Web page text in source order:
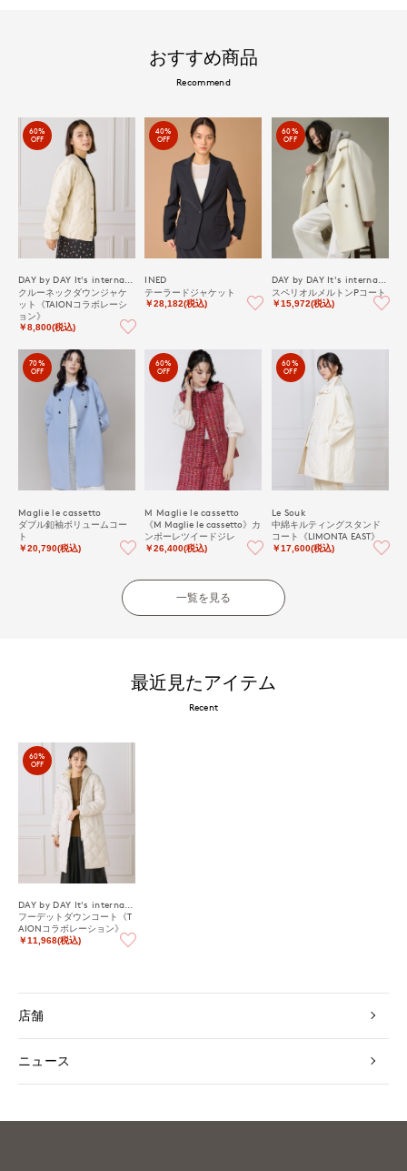
おすすめ商品
Recommend
60%
OFF
クルーネックダウンジャケ
ット《TAIONコラボレーシ
ョン》
￥8,800(税込)
40%
OFF
INED
テーラードジャケット
￥28,182(税込)
60%
OFF
スペリオルメルトンPコート
￥15,972(税込)
70%
OFF
Maglie le cassetto
ダブル釦袖ボリュームコー
ト
￥20,790(税込)
60%
OFF
M Maglie le cassetto
《M Maglie le cassetto》カ
ンポーレツイードジレ
￥26,400(税込)
60%
OFF
Le Souk
中綿キルティングスタンド
コート《LIMONTA EAST》
￥17,600(税込)
一覧を見る
最近見たアイテム
Recent
60%
OFF
フーデットダウンコート《T
AIONコラボレーション》
￥11,968(税込)
店舗
ニュース